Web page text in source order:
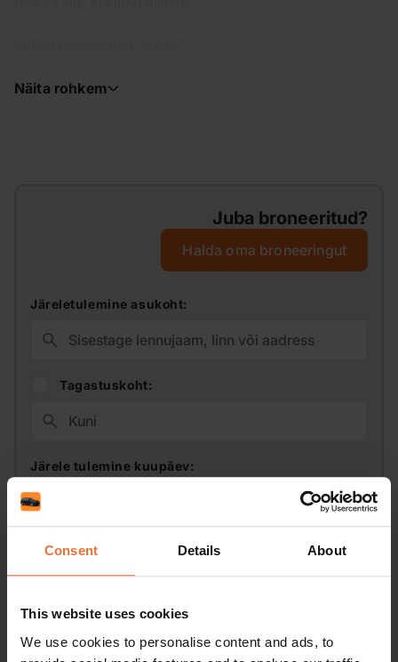
Consent Details About
This website uses cookies
We use cookies to personalise content and ads, to
Näita rohkem
Juba broneeritud?
Halda oma broneeringut
Järeletulemine asukoht:
Tagastuskoht:
Järele tulemine kuupäev:
Tagastuskuupäev: